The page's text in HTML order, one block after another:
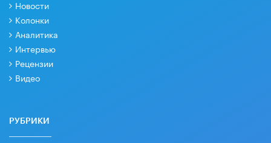
Новости
Колонки
Аналитика
Интервью
Рецензии
Видео
РУБРИКИ